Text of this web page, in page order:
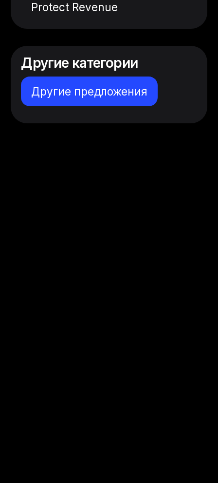
Protect Revenue
Другие категории
Другие предложения